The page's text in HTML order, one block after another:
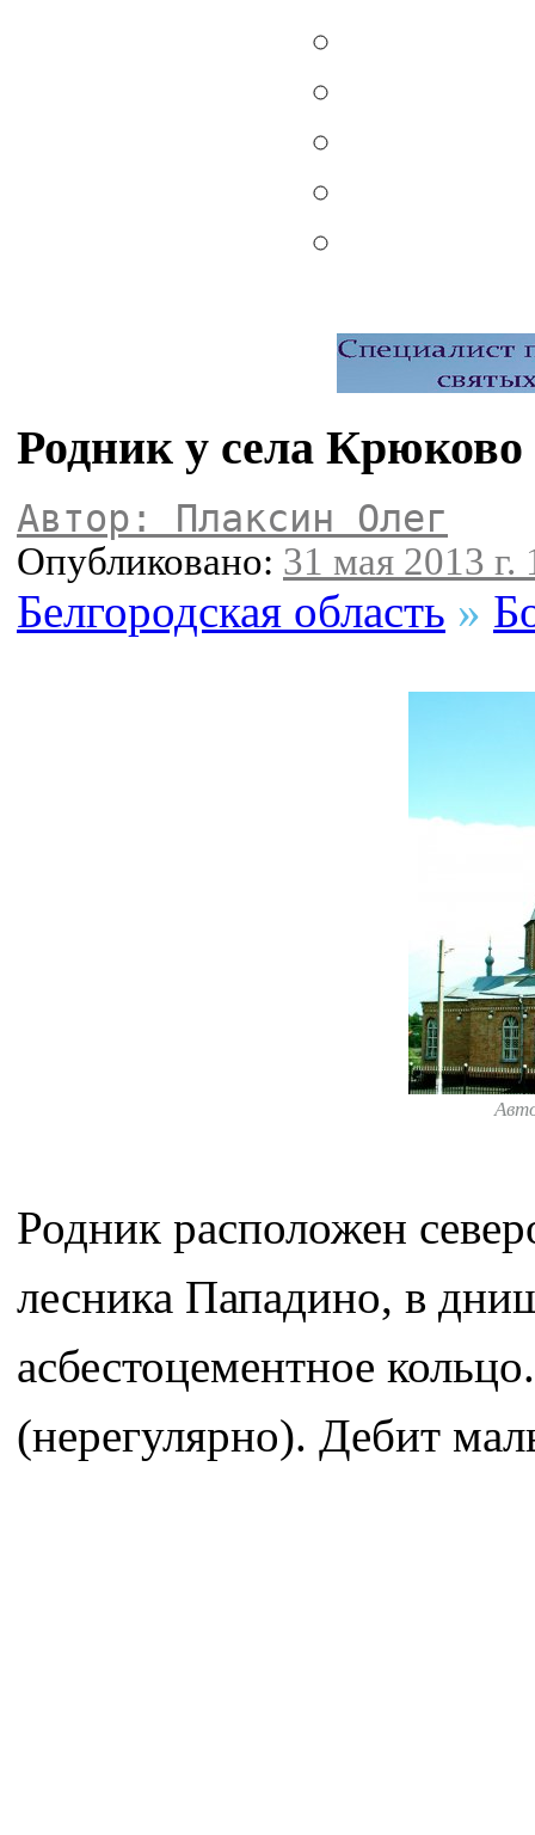
Родник у села Крюково
Автор: Плаксин Олег
Опубликовано: 31 мая 2013 г.
Белгородская область »
Родник расположен
лесника Пападино, в
асбестоцементное
(нерегулярно). Дебит